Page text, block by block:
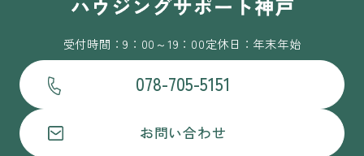
受付時間：9：00～19：00定休日：年末年始
078-705-5151
お問い合わせ